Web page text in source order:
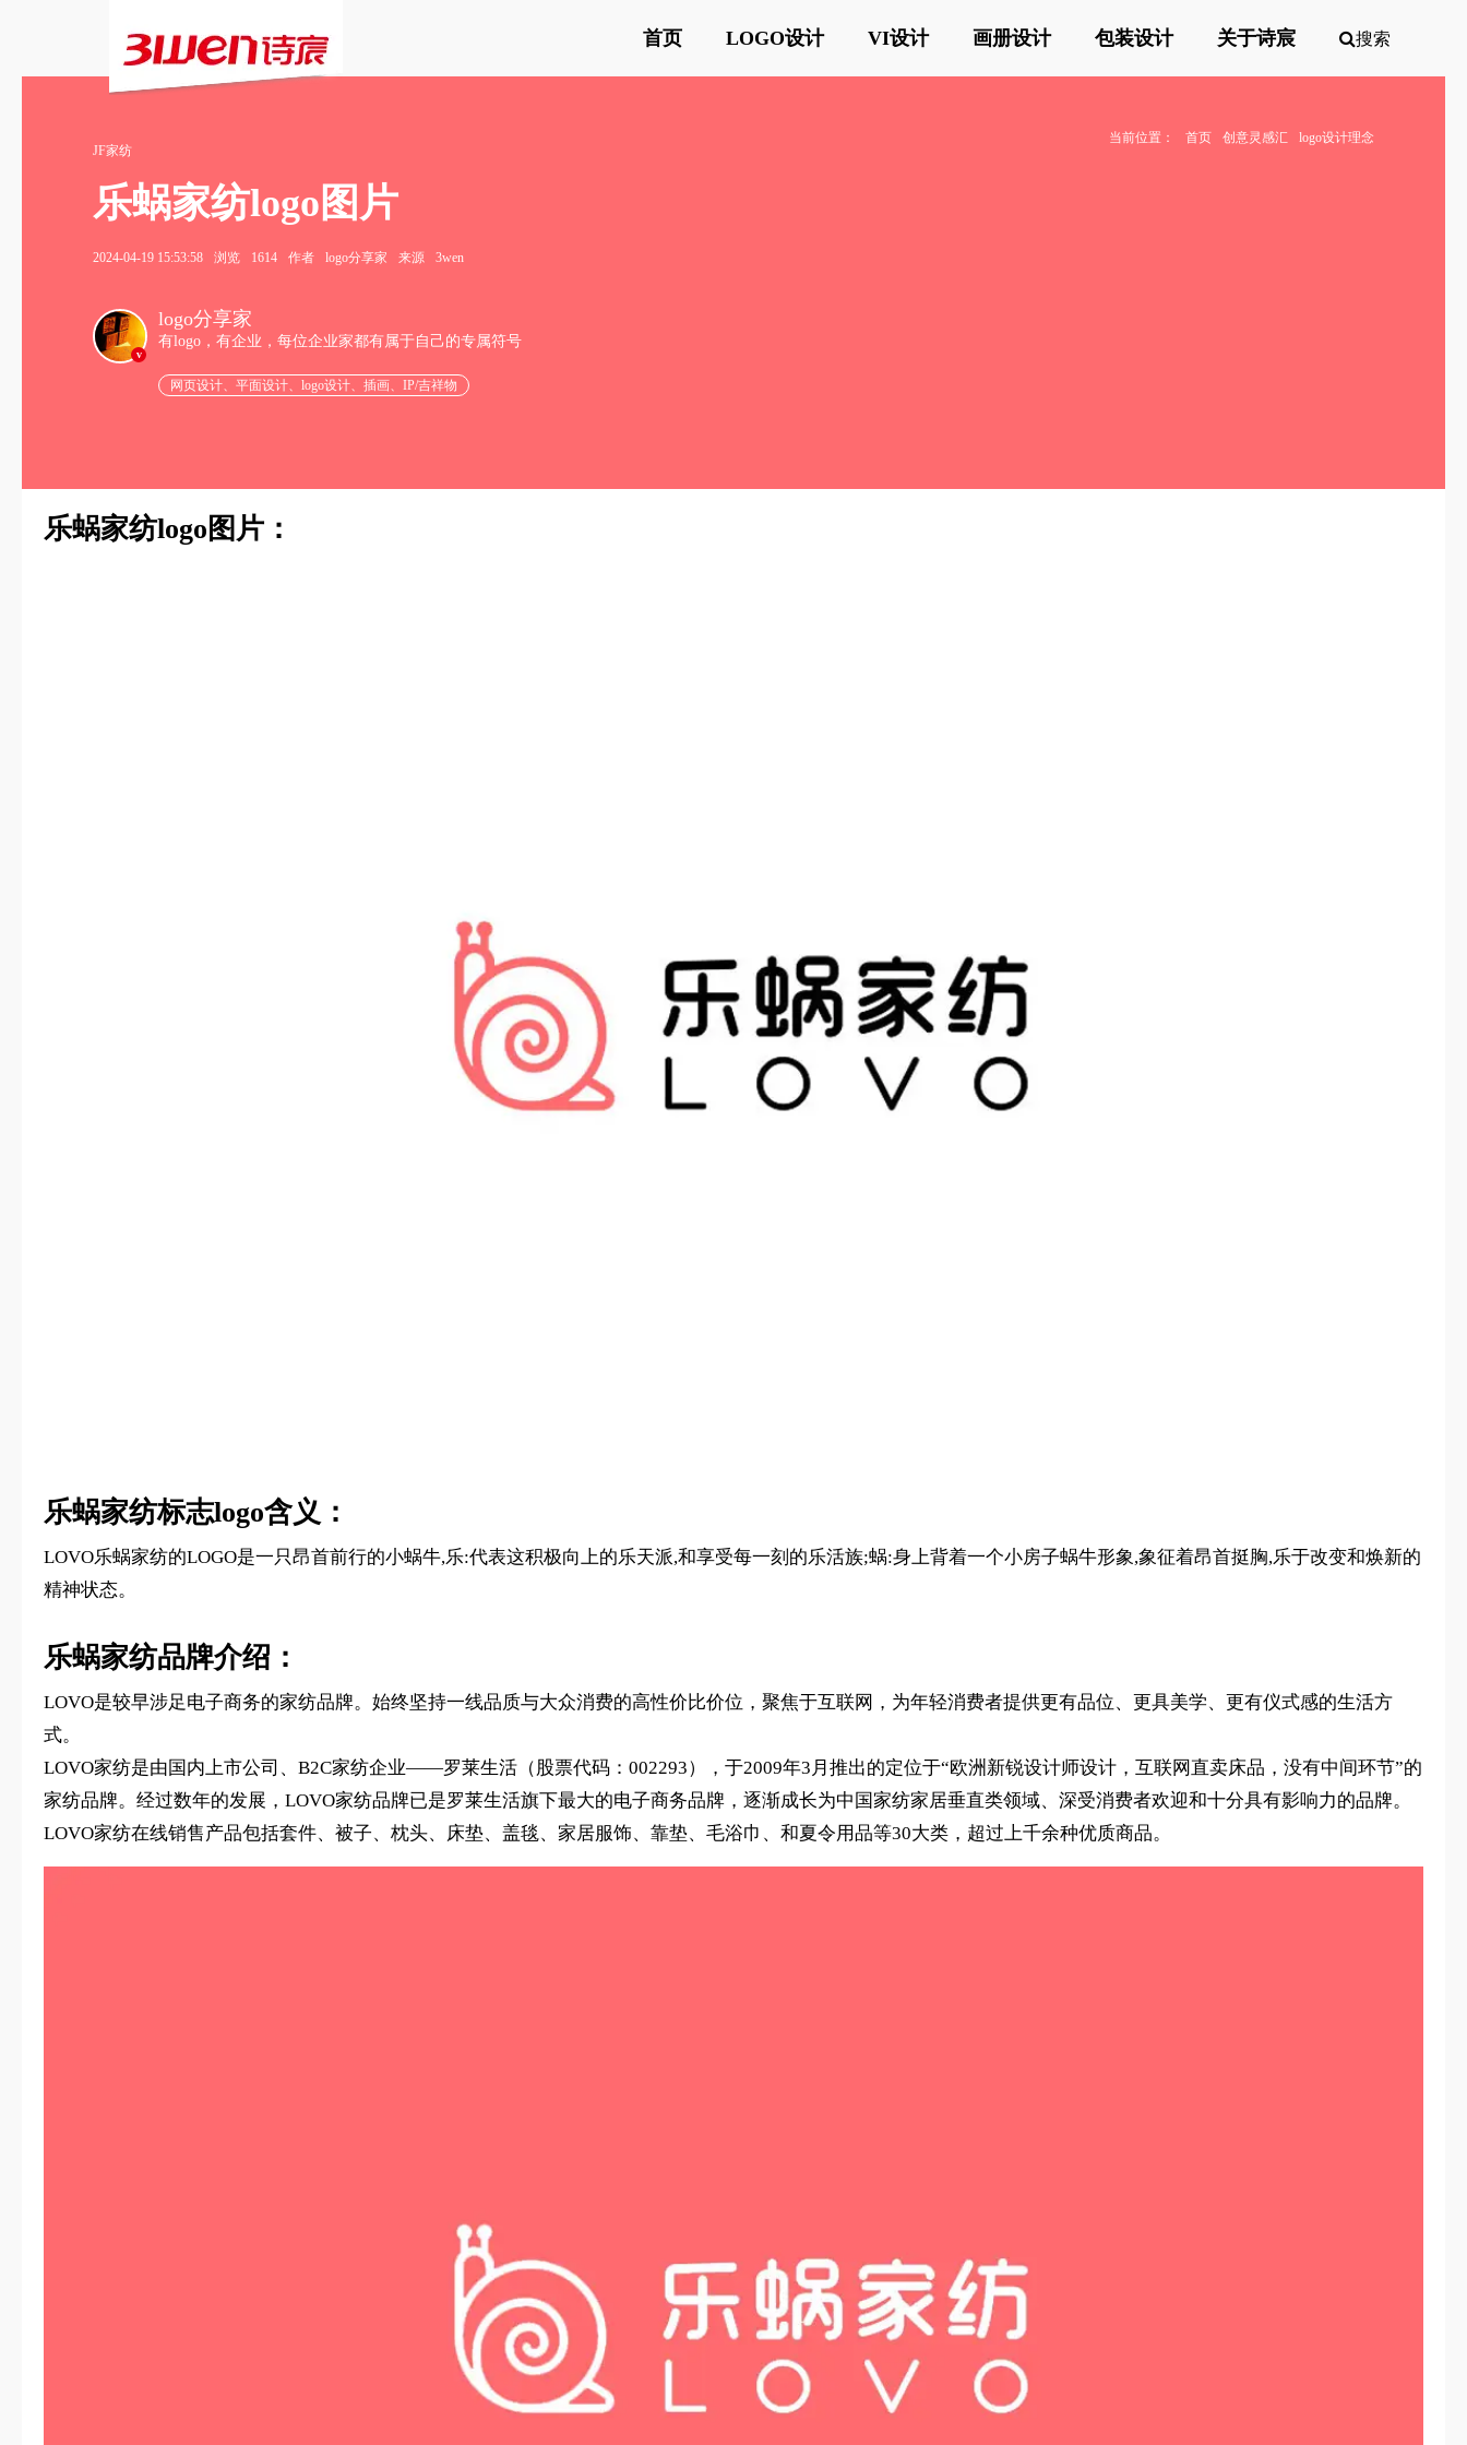
首页 LOGO设计 VI设计 画册设计 包装设计 关于诗宸 搜索
当前位置： 首页 创意灵感汇
logo设计理念
JF家纺
乐蜗家纺logo图片
2024-04-19 15:53:58 浏览 1614 作者 logo分享家 来源 3wen
v
logo分享家
有logo，有企业，每位企业家都有属于自己的专属符号
网页设计、平面设计、logo设计、插画、IP/吉祥物
乐蜗家纺logo图片：
乐蜗家纺标志logo含义：
LOVO乐蜗家纺的LOGO是一只昂首前行的小蜗牛,乐:代表这积极向上的乐天派,和享受每一刻的乐活族;蜗:身上背着一个小房子蜗牛形象,象征着昂首挺胸,乐于改变和焕新的
精神状态。
乐蜗家纺品牌介绍：
LOVO是较早涉足电子商务的家纺品牌。始终坚持一线品质与大众消费的高性价比价位，聚焦于互联网，为年轻消费者提供更有品位、更具美学、更有仪式感的生活方
式。
LOVO家纺是由国内上市公司、B2C家纺企业——罗莱生活（股票代码：002293），于2009年3月推出的定位于“欧洲新锐设计师设计，互联网直卖床品，没有中间环节”的
家纺品牌。经过数年的发展，LOVO家纺品牌已是罗莱生活旗下最大的电子商务品牌，逐渐成长为中国家纺家居垂直类领域、深受消费者欢迎和十分具有影响力的品牌。
LOVO家纺在线销售产品包括套件、被子、枕头、床垫、盖毯、家居服饰、靠垫、毛浴巾、和夏令用品等30大类，超过上千余种优质商品。